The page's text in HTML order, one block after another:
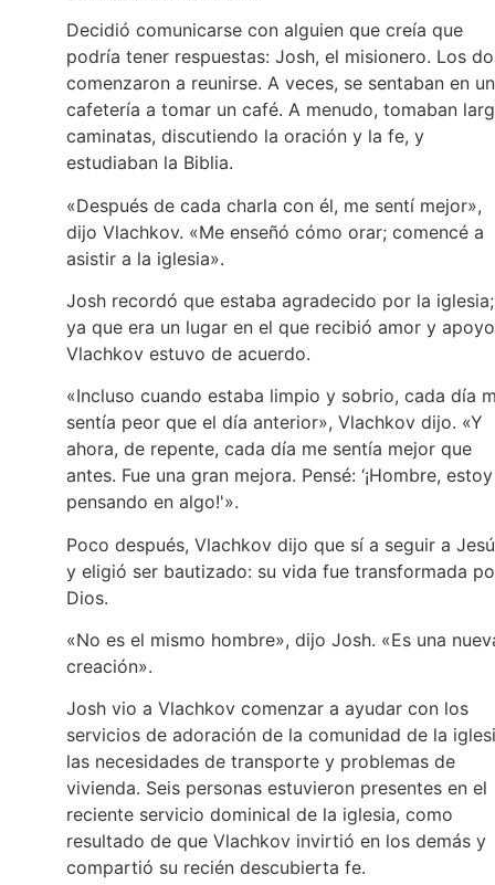
Decidió comunicarse con alguien que creía que
podría tener respuestas: Josh, el misionero. Los
comenzaron a reunirse. A veces, se sentaban en
cafetería a tomar un café. A menudo, tomaban
caminatas, discutiendo la oración y la fe, y
estudiaban la Biblia.
«Después de cada charla con él, me sentí mejor»,
dijo Vlachkov. «Me enseñó cómo orar; comencé a
asistir a la iglesia».
Josh recordó que estaba agradecido por la iglesia;
ya que era un lugar en el que recibió amor y
Vlachkov estuvo de acuerdo.
«Incluso cuando estaba limpio y sobrio, cada día
sentía peor que el día anterior», Vlachkov dijo. «Y
ahora, de repente, cada día me sentía mejor que
antes. Fue una gran mejora. Pensé: ‘¡Hombre, estoy
pensando en algo!'».
Poco después, Vlachkov dijo que sí a seguir a
y eligió ser bautizado: su vida fue transformada
Dios.
«No es el mismo hombre», dijo Josh. «Es una
creación».
Josh vio a Vlachkov comenzar a ayudar con los
servicios de adoración de la comunidad de la
las necesidades de transporte y problemas de
vivienda. Seis personas estuvieron presentes en el
reciente servicio dominical de la iglesia, como
resultado de que Vlachkov invirtió en los demás y
compartió su recién descubierta fe.